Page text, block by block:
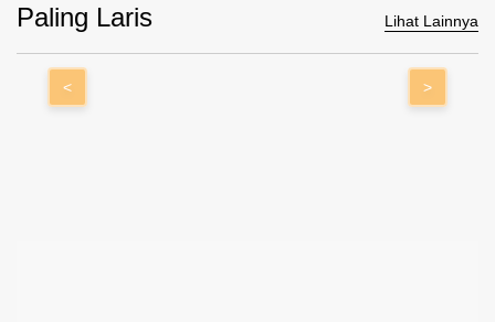
Paling Laris Lihat Lainnya
< >